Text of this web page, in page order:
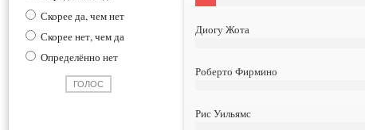
Скорее да, чем нет
Скорее нет, чем да
Определённо нет
Диогу Жота
Роберто Фирмино
Рис Уильямс